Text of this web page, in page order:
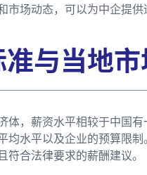
市场动态，可以为中企提
与当地
体，薪资水平相较于中国
均水平以及企业的预算限
合法律要求的薪酬建议。